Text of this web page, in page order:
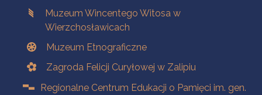
Muzeum Wincentego Witosa w
Wierzchosławicach
Muzeum Etnograficzne
Zagroda Felicji Curyłowej w Zalipiu
Regionalne Centrum Edukacji o Pamięci im. gen.